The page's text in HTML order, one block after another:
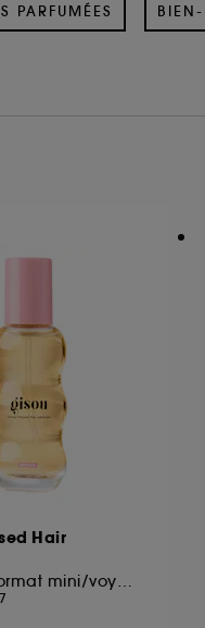
PARFUMÉES BIEN-
Hair